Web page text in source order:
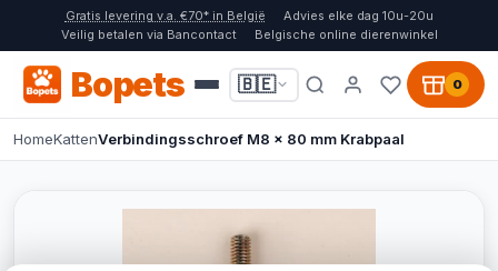
Gratis levering v.a. €70* in België
Advies elke dag 10u-20u
Veilig betalen via Bancontact
Belgische online dierenwinkel
Bopets 🇧🇪 0
HomeKattenVerbindingsschroef M8 x 80 mm Krabpaal